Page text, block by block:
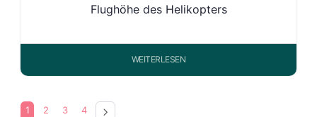
Flughöhe des Helikopters
WEITERLESEN
1 2 3 4